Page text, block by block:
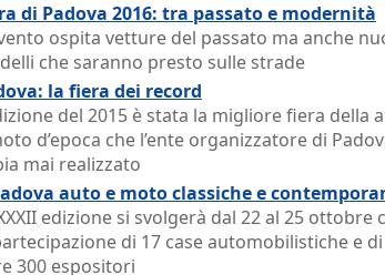
di Padova 2016: tra passato e modernità
ospita vetture del passato ma anche
che saranno presto sulle strade
la fiera dei record
del 2015 è stata la migliore fiera della
d’epoca che l’ente organizzatore di
mai realizzato
auto e moto classiche e
edizione si svolgerà dal 22 al 25 ottobre
di 17 case automobilistiche e di
300 espositori